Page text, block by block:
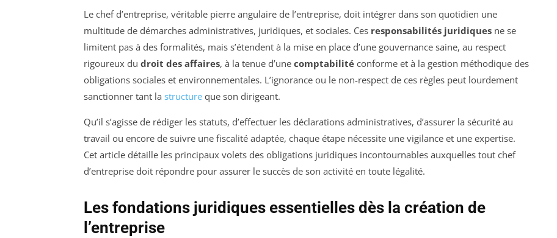
Le chef d’entreprise, véritable pierre angulaire de l’entreprise, doit intégrer dans son quotidien une
multitude de démarches administratives, juridiques, et sociales. Ces responsabilités juridiques ne se
limitent pas à des formalités, mais s’étendent à la mise en place d’une gouvernance saine, au respect
rigoureux du droit des affaires, à la tenue d’une comptabilité conforme et à la gestion méthodique des
obligations sociales et environnementales. L’ignorance ou le non-respect de ces règles peut lourdement
sanctionner tant la structure que son dirigeant.
Qu’il s’agisse de rédiger les statuts, d’effectuer les déclarations administratives, d’assurer la sécurité au
travail ou encore de suivre une fiscalité adaptée, chaque étape nécessite une vigilance et une expertise.
Cet article détaille les principaux volets des obligations juridiques incontournables auxquelles tout chef
d’entreprise doit répondre pour assurer le succès de son activité en toute légalité.
Les fondations juridiques essentielles dès la création de
l’entreprise